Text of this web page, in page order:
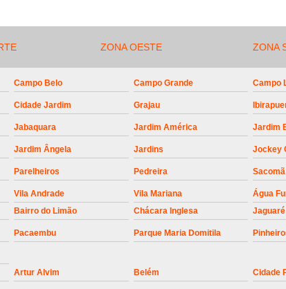
Empresa de
Empresa para
Empresa para
Empresa para
Empresa para
Empresa para
Empresa para
Empresa para
Empresa para Instalação de Trava
Instalação de Motor em Portão
ZONA OESTE ZONA
Campo Belo Campo Grande Campo
Cidade Jardim Grajau
Jabaquara Jardim América Jardim
Jardim Ângela Jardins Jockey
Parelheiros Pedreira Sacomã
Vila Andrade Vila Mariana
Água
Bairro do Limão Chácara Inglesa Jaguaré
Pacaembu Parque Maria Domitila
Artur Alvim Belém Cidade